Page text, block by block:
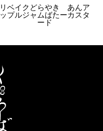
リベイクどらやき あんア
ップルジャムばたーカスタ
ード